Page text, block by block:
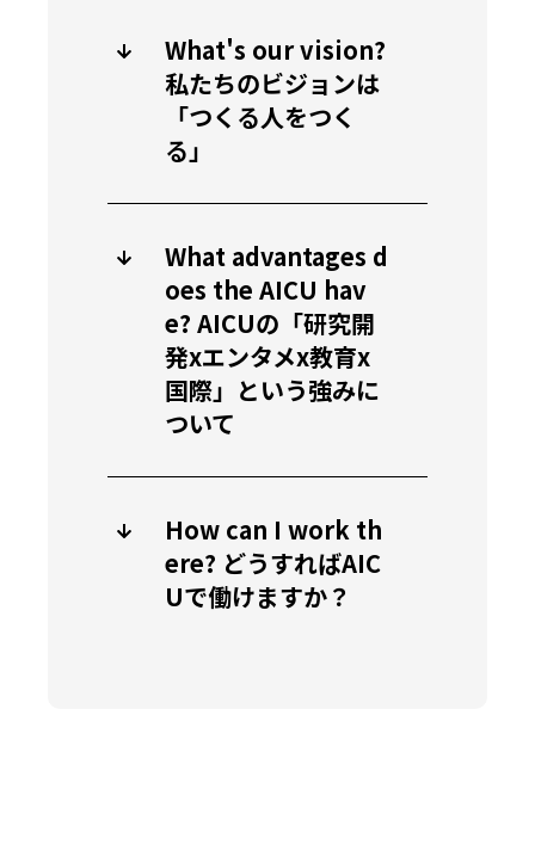
What's our vision?
私たちのビジョンは
「つくる人をつく
る」
What advantages d
oes the AICU hav
e? AICUの「研究開
発xエンタメx教育x
国際」という強みに
ついて
How can I work th
ere? どうすればAIC
Uで働けますか？